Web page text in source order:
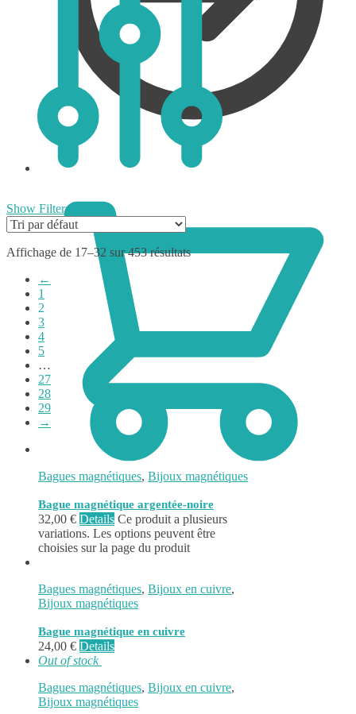
0,00€
Show Filters
Affichage de 17–32 sur 453 résultats
←
1
2
3
4
5
…
27
28
29
→
Bagues magnétiques, Bijoux magnétiques
Bague magnétique argentée-noire
32,00 € Details Ce produit a plusieurs
variations. Les options peuvent être
choisies sur la page du produit
Bagues magnétiques, Bijoux en cuivre,
Bijoux magnétiques
Bague magnétique en cuivre
24,00 € Details
Out of stock
Bagues magnétiques, Bijoux en cuivre,
Bijoux magnétiques